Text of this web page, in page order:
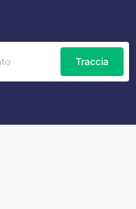
Traccia